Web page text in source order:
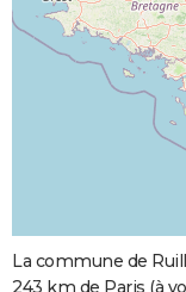
La commune de
243 km de Paris (à